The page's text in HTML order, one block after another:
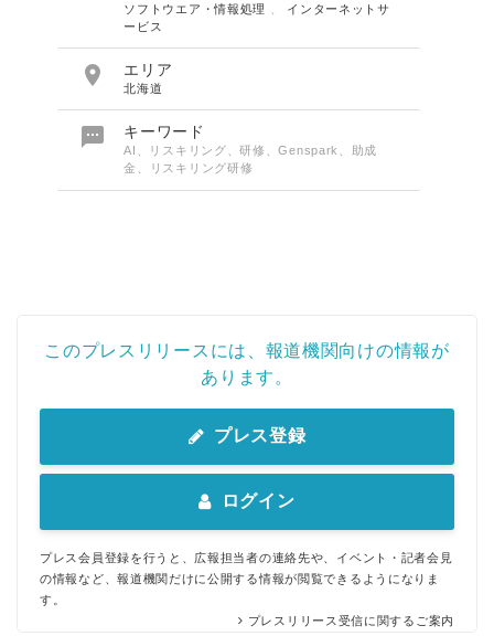
ソフトウエア・情報処理
インターネットサ
ービス
 エリア
北海道
 キーワード
AI、リスキリング、研修、Genspark、助成
金、リスキリング研修
このプレスリリースには、報道機関向けの情報が
あります。
プレス登録
ログイン
プレス会員登録を行うと、広報担当者の連絡先や、イベント・記者会見
の情報など、報道機関だけに公開する情報が閲覧できるようになりま
す。
プレスリリース受信に関するご案内